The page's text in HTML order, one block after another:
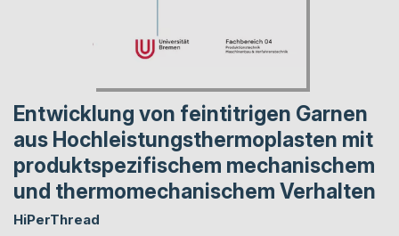
Entwicklung von feintitrigen Garnen
aus Hochleistungsthermoplasten mit
produktspezifischem mechanischem
und thermomechanischem Verhalten
HiPerThread